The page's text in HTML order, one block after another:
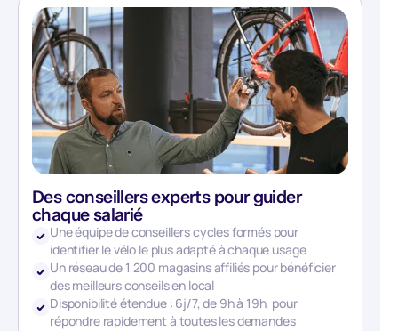
Des conseillers experts pour guider
chaque salarié
Une équipe de conseillers cycles formés pour
identifier le vélo le plus adapté à chaque usage
Un réseau de 1 200 magasins affiliés pour bénéficier
des meilleurs conseils en local
Disponibilité étendue : 6j/7, de 9h à 19h, pour
répondre rapidement à toutes les demandes